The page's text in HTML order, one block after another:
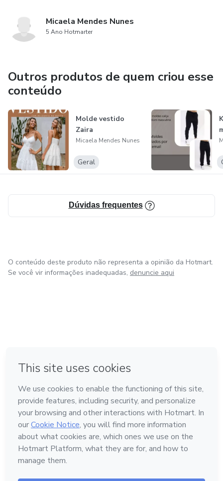
- Além disso, o molde já foi testado e aprovado,
garantindo que você tenha um resultado final de qualidade.
personalizar o vestido de acordo com suas preferências,
seja ajustando o comprimento, adicionando detalhes ou
Micaela Mendes Nunes
5 Ano Hotmarter
Outros produtos de quem criou esse
conteúdo
Molde vestido
Zaira
Micaela Mendes Nunes
Geral
Dúvidas frequentes
O conteúdo deste produto não representa a opinião da Hotmart.
Se você vir informações inadequadas, denuncie aqui
Feito com ❤ em Bogotá
Conheça a Hotmart
Idioma
Português